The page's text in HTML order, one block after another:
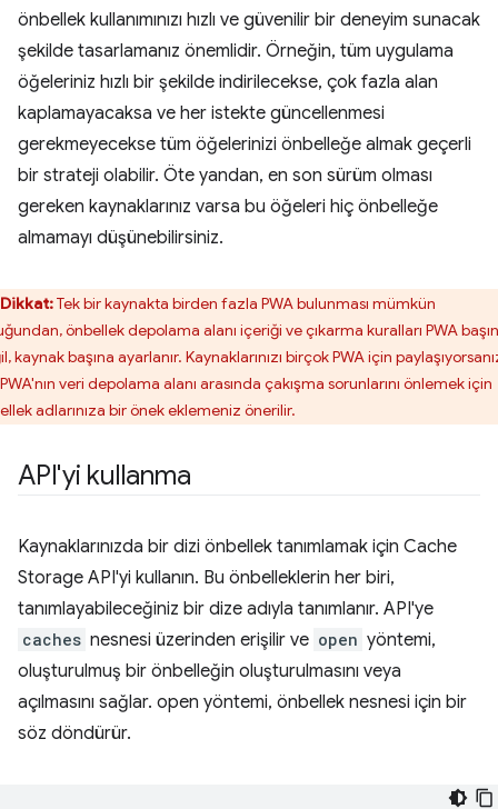
önbellek kullanımınızı hızlı ve güvenilir bir deneyim sunacak
şekilde tasarlamanız önemlidir. Örneğin, tüm uygulama
öğeleriniz hızlı bir şekilde indirilecekse, çok fazla alan
kaplamayacaksa ve her istekte güncellenmesi
gerekmeyecekse tüm öğelerinizi önbelleğe almak geçerli
bir strateji olabilir. Öte yandan, en son sürüm olması
gereken kaynaklarınız varsa bu öğeleri hiç önbelleğe
almamayı düşünebilirsiniz.
Dikkat:Tek bir kaynakta birden fazla PWA bulunması mümkün
önbellek depolama alanı içeriği ve çıkarma kuralları PWA
kaynak başına ayarlanır. Kaynaklarınızı birçok PWA için
veri depolama alanı arasında çakışma sorunlarını önlemek için
adlarınıza bir önek eklemeniz önerilir.
API'yi kullanma
Kaynaklarınızda bir dizi önbellek tanımlamak için Cache
Storage API'yi kullanın. Bu önbelleklerin her biri,
tanımlayabileceğiniz bir dize adıyla tanımlanır. API'ye
caches nesnesi üzerinden erişilir ve open yöntemi,
oluşturulmuş bir önbelleğin oluşturulmasını veya
açılmasını sağlar. open yöntemi, önbellek nesnesi için bir
söz döndürür.